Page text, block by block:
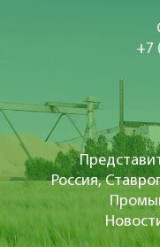
+7
Россия,